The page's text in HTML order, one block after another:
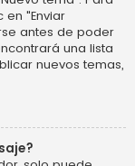
"Enviar
antes de poder
una lista
nuevos temas,